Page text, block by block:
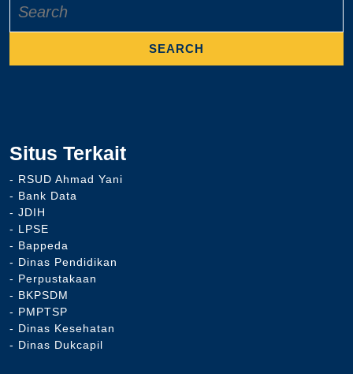
for:
Situs Terkait
- RSUD Ahmad Yani
- Bank Data
- JDIH
- LPSE
- Bappeda
- Dinas Pendidikan
- Perpustakaan
- BKPSDM
- PMPTSP
- Dinas Kesehatan
- Dinas Dukcapil